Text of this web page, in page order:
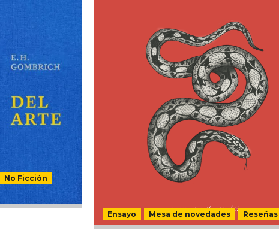
No Ficción
Ensayo Mesa de novedades Reseñas